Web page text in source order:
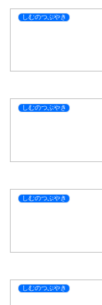
しむのつぶやき
しむのつぶやき
しむのつぶやき
しむのつぶやき